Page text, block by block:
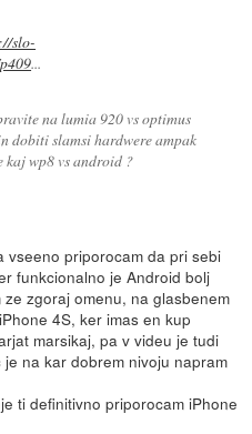
slo-
...
na lumia 920 vs optimus
dobiti slamsi hardwere ampak
kaj wp8 vs android ?
vseeno priporocam da pri sebi
funkcionalno je Android bolj
zgoraj omenu, na glasbenem
4S, ker imas en kup
marsikaj, pa v videu je tudi
na kar dobrem nivoju napram
ti definitivno priporocam iPhone